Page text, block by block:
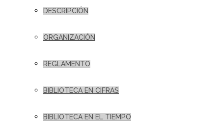
DESCRIPCIÓN
ORGANIZACIÓN
REGLAMENTO
BIBLIOTECA EN CIFRAS
BIBLIOTECA EN EL TIEMPO